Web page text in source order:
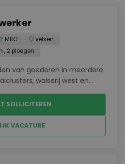
MBO
velsen
, 2 ploegen
van goederen in meerdere
walserij west en
een juiste opslag, belading
rollen en plakken
van standaard
SOLLICITEREN
VACATURE